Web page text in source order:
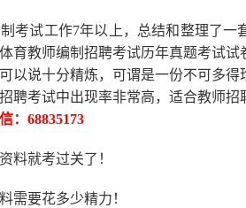
考试工作7年以上，总结和整理了一
体育教师编制招聘考试历年真题考试试
以说十分精炼，可谓是一份不可多得
聘考试中出现率非常高，适合教师
： 68835173
就考过关了！
需要花多少精力 ！